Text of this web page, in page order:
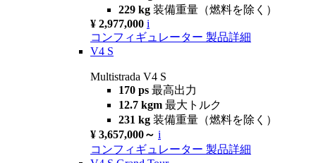
229 kg 装備重量（燃料を除く）
¥ 2,977,000 i
コンフィギュレーター 製品詳細
V4 S
Multistrada V4 S
170 ps 最高出力
12.7 kgm 最大トルク
231 kg 装備重量（燃料を除く）
¥ 3,657,000～ i
コンフィギュレーター 製品詳細